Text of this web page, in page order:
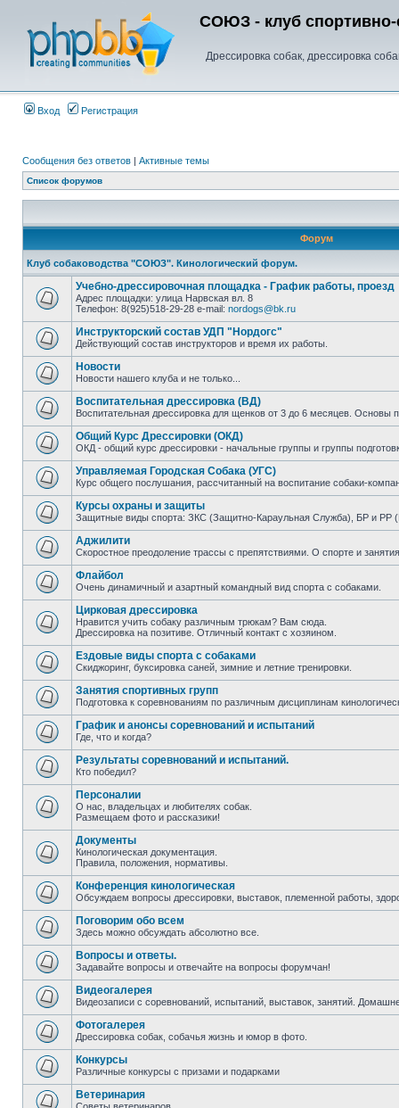
СОЮЗ - клуб спортивно-
Дрессировка собак, дрессировка
Вход Регистрация
Сообщения без ответов | Активные темы
Список форумов
Форум
Клуб собаководства "СОЮЗ". Кинологический форум.
Учебно-дрессировочная площадка - График работы, проезд
Адрес площадки: улица Нарвская вл. 8
Телефон: 8(925)518-29-28 e-mail: nordogs@bk.ru
Инструкторский состав УДП "Нордогс"
Действующий состав инструкторов и время их работы.
Новости
Новости нашего клуба и не только...
Воспитательная дрессировка (ВД)
Воспитательная дрессировка для щенков от 3 до 6 месяцев. Основы
Общий Курс Дрессировки (ОКД)
ОКД - общий курс дрессировки - начальные группы и группы
Управляемая Городская Собака (УГС)
Курс общего послушания, рассчитанный на воспитание собаки-
Курсы охраны и защиты
Защитные виды спорта: ЗКС (Защитно-Караульная Служба), БР и РР
Аджилити
Скоростное преодоление трассы с препятствиями. О спорте и
Флайбол
Очень динамичный и азартный командный вид спорта с собаками.
Цирковая дрессировка
Нравится учить собаку различным трюкам? Вам сюда.
Дрессировка на позитиве. Отличный контакт с хозяином.
Ездовые виды спорта с собаками
Скиджоринг, буксировка саней, зимние и летние тренировки.
Занятия спортивных групп
Подготовка к соревнованиям по различным дисциплинам
График и анонсы соревнований и испытаний
Где, что и когда?
Результаты соревнований и испытаний.
Кто победил?
Персоналии
О нас, владельцах и любителях собак.
Размещаем фото и рассказики!
Документы
Кинологическая документация.
Правила, положения, нормативы.
Конференция кинологическая
Обсуждаем вопросы дрессировки, выставок, племенной работы,
Поговорим обо всем
Здесь можно обсуждать абсолютно все.
Вопросы и ответы.
Задавайте вопросы и отвечайте на вопросы форумчан!
Видеогалерея
Видеозаписи с соревнований, испытаний, выставок, занятий.
Фотогалерея
Дрессировка собак, собачья жизнь и юмор в фото.
Конкурсы
Различные конкурсы с призами и подарками
Ветеринария